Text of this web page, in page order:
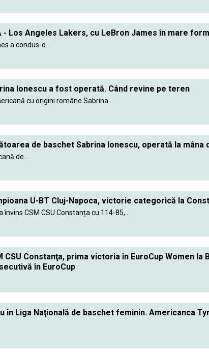
- Los Angeles Lakers, cu LeBron James în mare
a condus-o...
Ionescu a fost operată. Când revine pe teren
cu origini române Sabrina...
de baschet Sabrina Ionescu, operată la mâna
de...
U-BT Cluj-Napoca, victorie categorică la
învins CSM CSU Constanța cu 114-85,...
CSU Constanţa, prima victoria în EuroCup Women la
în EuroCup
în Liga Naţională de baschet feminin. Americanca